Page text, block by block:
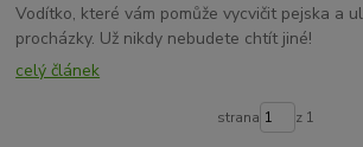
Vodítko, které vám pomůže vycvičit pejska a
procházky. Už nikdy nebudete chtít jiné!
celý článek
strana z 1